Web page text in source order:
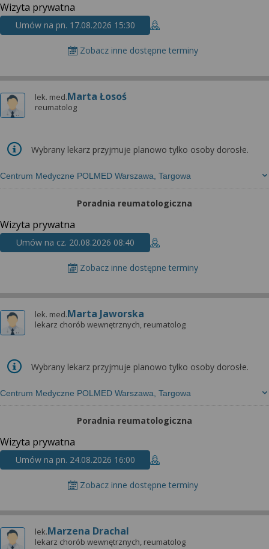
Wizyta prywatna
Umów na pn. 17.08.2026 15:30
Zobacz inne dostępne terminy
lek. med.Marta Łosoś
reumatolog
Centrum Medyczne POLMED Warszawa, Targowa
Wybrany lekarz przyjmuje planowo tylko osoby dorosłe.
Poradnia reumatologiczna
Wizyta prywatna
Umów na cz. 20.08.2026 08:40
Zobacz inne dostępne terminy
lek. med.Marta Jaworska
lekarz chorób wewnętrznych, reumatolog
Centrum Medyczne POLMED Warszawa, Targowa
Wybrany lekarz przyjmuje planowo tylko osoby dorosłe.
Poradnia reumatologiczna
Wizyta prywatna
Umów na pn. 24.08.2026 16:00
Zobacz inne dostępne terminy
lek.Marzena Drachal
lekarz chorób wewnętrznych, reumatolog